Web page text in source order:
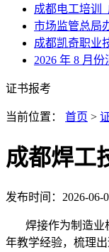
成都电工培训
市场监管总局
成都凯奇职业
2026 年 8 月
证书报考
当前位置： 首页 >
成都焊工
发布时间： 2026-06-
焊接作为制造业核
年教学经验，梳理